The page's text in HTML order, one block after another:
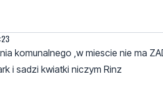
komunalnego ,w miescie nie ma
i sadzi kwiatki niczym Rinz